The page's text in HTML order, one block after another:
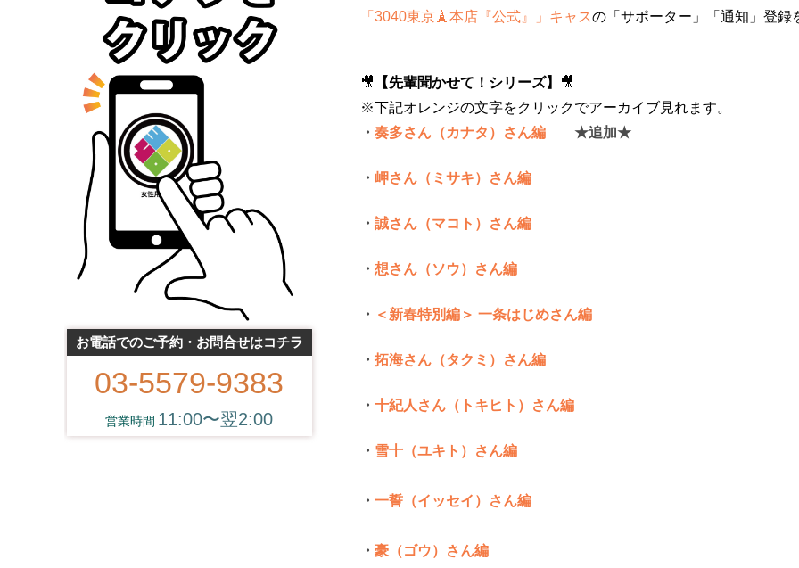
お電話でのご予約・お問合せはコチラ
03-5579-9383
11:00〜翌2:00
「3040東京🗼本店『公式』」キャスの「サポーター」「通知」登録
🎥 【先輩聞かせて！シリーズ】
🎥
※下記オレンジの文字をクリックでアーカイブ見れます。
・ 奏多さん（カナタ）さん編 ★追加★
・ 岬さん（ミサキ）さん編
・ 誠さん（マコト）さん編
・ 想さん（ソウ）さん編
・ ＜新春特別編＞ 一条はじめさん編
・ 拓海さん（タクミ）さん編
・ 十紀人さん（トキヒト）さん編
・ 雪十（ユキト）さん編
・ 一誓（イッセイ）さん編
・ 豪（ゴウ）さん編